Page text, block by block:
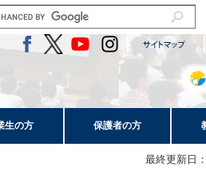
生の方 保護者の方
最終更新日